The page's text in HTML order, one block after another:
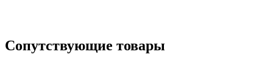
Сопутствующие товары